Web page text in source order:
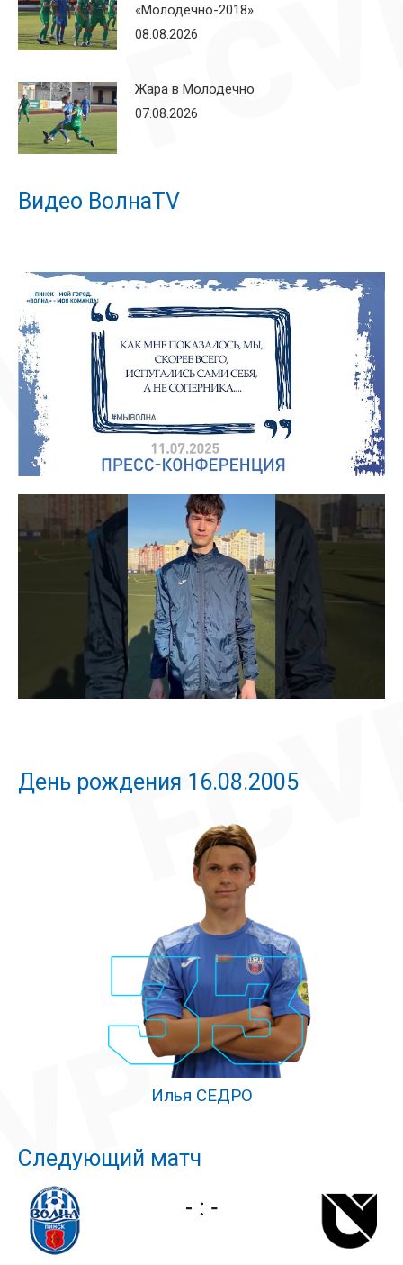
«Молодечно-2018»
08.08.2026
Жара в Молодечно
07.08.2026
Видео ВолнаTV
День рождения 16.08.2005
Илья СЕДРО
Следующий матч